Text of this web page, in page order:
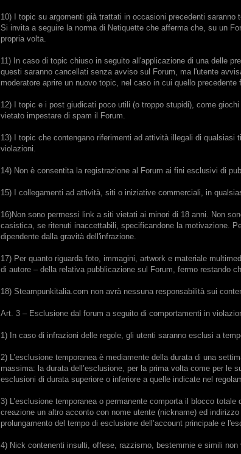
10) I topic su argomenti già trattati in occasioni precedenti
Si invita a seguire la norma di Netiquette che afferma che, su un
propria volta.
11) In caso di topic chiuso in seguito all'applicazione di una delle
questi saranno cancellati senza avviso sul Forum, ma l'utente
moderatore aprire un nuovo topic, nel caso in cui quello
12) I topic e i post giudicati poco utili (o troppo stupidi), come
vietato impestare di spam il Forum.
13) I topic che contengano riferimenti ad attività illegali di
violazioni.
14) Non è consentita la registrazione al Forum ai fini esclusivi di
15) I collegamenti ad attività, siti o iniziative commerciali, in
16)Non sono permessi link a siti vietati ai minori di 18 anni. Non
casistica, se ritenuti inaccettabili, specificandone la motivazione.
dipendente dalla gravità dell'infrazione.
17) Per quanto riguarda foto, immagini, artwork e materiale
di autore – della relativa pubblicazione sul Forum, fermo restando
18) Steampunkitalia.com non avrà nessuna responsabilità sui
Art. 3 – Esclusione dal forum a seguito di comportamenti in
1) In caso di infrazioni delle regole, gli utenti saranno esclusi a
2) L’esclusione temporanea è mediamente della durata di una
massima: la durata dell’esclusione, per la prima volta come per le
esclusioni di durata superiore o inferiore a quelle indicate nel
3) L’esclusione temporanea o permanente comporta il blocco
creazione un altro acconto con nome utente (nickname) ed
prolungamento del tempo di esclusione dell’account principale e
4) Nick contenenti insulti, offese, razzismo, bestemmie e simili non